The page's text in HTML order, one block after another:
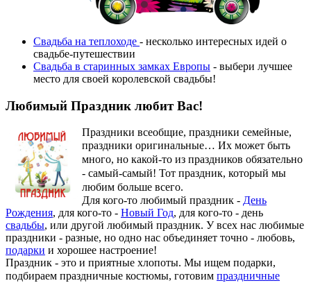
Свадьба на теплоходе - несколько интересных идей о
свадьбе-путешествии
Свадьба в старинных замках Европы - выбери лучшее
место для своей королевской свадьбы!
Любимый Праздник любит Вас!
Праздники всеобщие, праздники семейные,
праздники оригинальные… Их может быть
много, но какой-то из праздников обязательно
- самый-самый! Тот праздник, который мы
любим больше всего.
Для кого-то любимый праздник - День
Рождения, для кого-то - Новый Год, для кого-то - день
свадьбы, или другой любимый праздник. У всех нас любимые
праздники - разные, но одно нас объединяет точно - любовь,
подарки и хорошее настроение!
Праздник - это и приятные хлопоты. Мы ищем подарки,
подбираем праздничные костюмы, готовим праздничные